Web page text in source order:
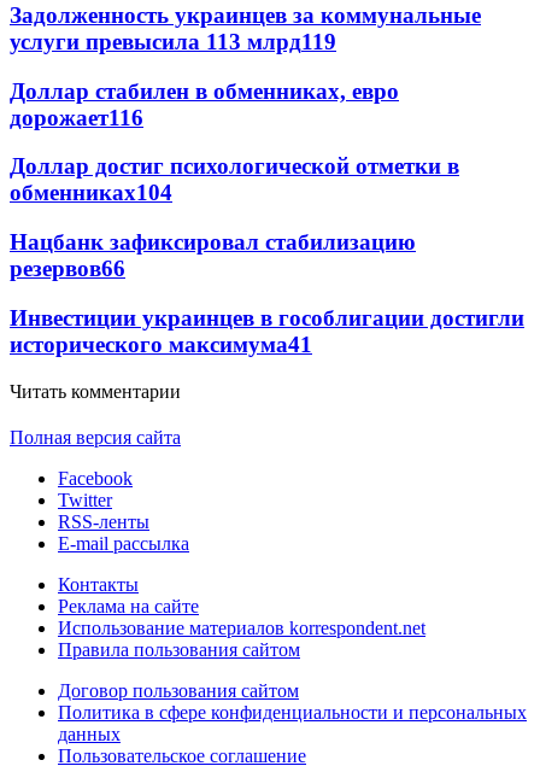
Задолженность украинцев за коммунальные
услуги превысила 113 млрд119
Доллар стабилен в обменниках, евро
дорожает116
Доллар достиг психологической отметки в
обменниках104
Нацбанк зафиксировал стабилизацию
резервов66
Инвестиции украинцев в гособлигации достигли
исторического максимума41
Читать комментарии
Полная версия сайта
Facebook
Twitter
RSS-ленты
E-mail рассылка
Контакты
Реклама на сайте
Использование материалов korrespondent.net
Правила пользования сайтом
Договор пользования сайтом
Политика в сфере конфиденциальности и персональных
данных
Пользовательское соглашение